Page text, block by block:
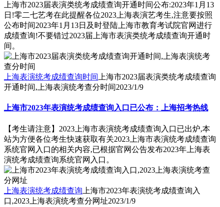
上海市2023届表演类统考成绩查询开通时间公布:2023年1月13
日!零二七艺考在此提醒各位2023上海表演艺考生,注意要按照
公布时间2023年1月13日及时登陆上海市教育考试院官网进行
成绩查询!不要错过2023届上海市表演类统考成绩查询开通时
间。
上海表演统考成绩查询时间 上海市2023届表演类统考成绩查询
开通时间,上海表演统考查分时间2023/1/9
上海市2023年表演统考成绩查询入口已公布：上海招考热线
【考生请注意】2023上海市表演统考成绩查询入口已出炉,本
站为方便各位考生快速获取有关2023上海市表演统考成绩查询
系统官网入口的相关内容,已根据官网公告发布2023年上海表
演统考成绩查询系统官网入口。
上海表演统考成绩查询 上海市2023年表演统考成绩查询入
口,2023上海表演统考查分网址2023/1/9